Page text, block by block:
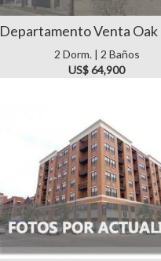
Departamento Venta
2 Dorm. | 2 Baños
US$ 64,900